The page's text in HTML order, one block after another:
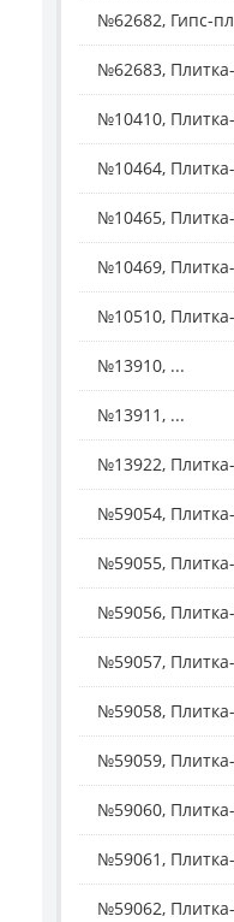
№62682, Гипс-
№62683,
№10410,
№10464,
№10465,
№10469,
№10510,
№13910, ...
№13911, ...
№13922,
№59054,
№59055,
№59056,
№59057,
№59058,
№59059,
№59060,
№59061,
№59062,